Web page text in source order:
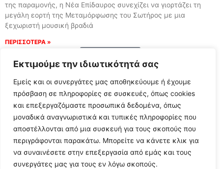
Εκτιμούμε την ιδιωτικότητά σας
Εμείς και οι συνεργάτες μας αποθηκεύουμε ή έχουμε
πρόσβαση σε πληροφορίες σε συσκευές, όπως cookies
και επεξεργαζόμαστε προσωπικά δεδομένα, όπως
μοναδικά αναγνωριστικά και τυπικές πληροφορίες που
αποστέλλονται από μια συσκευή για τους σκοπούς που
περιγράφονται παρακάτω. Μπορείτε να κάνετε κλικ για
να συναινέσετε στην επεξεργασία από εμάς και τους
συνεργάτες μας για τους εν λόγω σκοπούς.
της παραμονής, η Νέα Επίδαυρος συνεχίζει να γιορτάζει τη
μεγάλη εορτή της Μεταμόρφωσης του Σωτήρος με μια
ξεχωριστή μουσική βραδιά
ΠΕΡΙΣΣΟΤΕΡΑ »